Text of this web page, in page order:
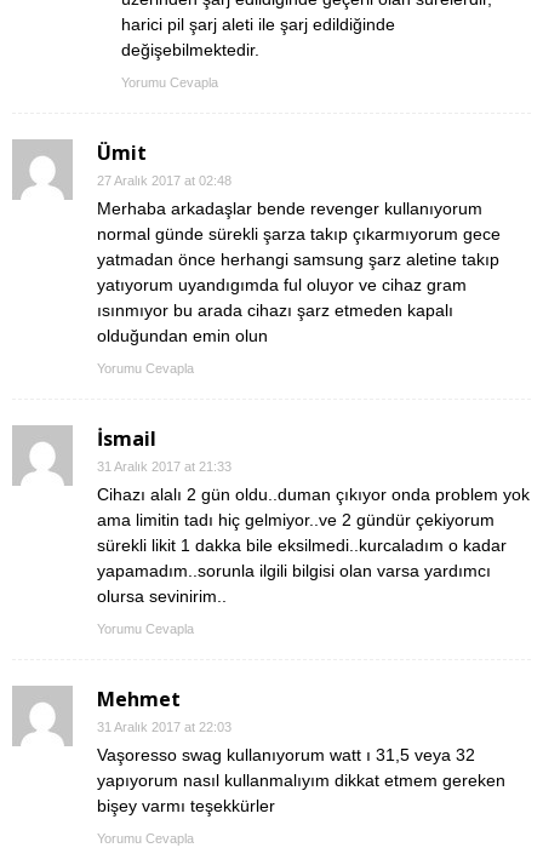
harici pil şarj aleti ile şarj edildiğinde
değişebilmektedir.
Yorumu Cevapla
Ümit
27 Aralık 2017 at 02:48
Merhaba arkadaşlar bende revenger kullanıyorum
normal günde sürekli şarza takıp çıkarmıyorum gece
yatmadan önce herhangi samsung şarz aletine takıp
yatıyorum uyandıgımda ful oluyor ve cihaz gram
ısınmıyor bu arada cihazı şarz etmeden kapalı
olduğundan emin olun
Yorumu Cevapla
İsmail
31 Aralık 2017 at 21:33
Cihazı alalı 2 gün oldu..duman çıkıyor onda problem yok
ama limitin tadı hiç gelmiyor..ve 2 gündür çekiyorum
sürekli likit 1 dakka bile eksilmedi..kurcaladım o kadar
yapamadım..sorunla ilgili bilgisi olan varsa yardımcı
olursa sevinirim..
Yorumu Cevapla
Mehmet
31 Aralık 2017 at 22:03
Vaşoresso swag kullanıyorum watt ı 31,5 veya 32
yapıyorum nasıl kullanmalıyım dikkat etmem gereken
bişey varmı teşekkürler
Yorumu Cevapla